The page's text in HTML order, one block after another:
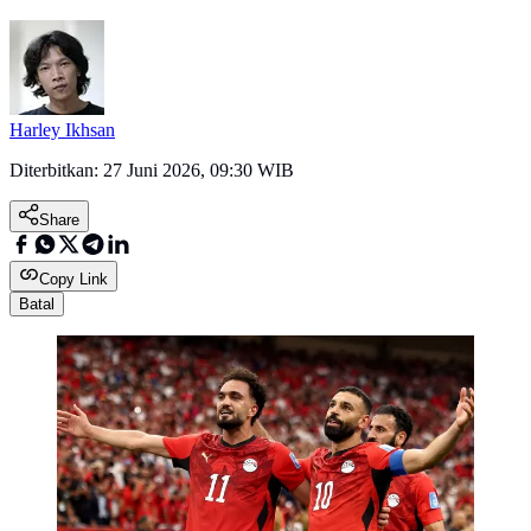
Harley Ikhsan
Diterbitkan: 27 Juni 2026, 09:30 WIB
Share
Copy Link
Batal